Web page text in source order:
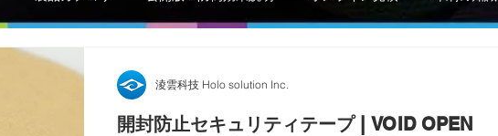
開封防止セキュリティテープ | VOID OPEN
淩雲科技 Holo solution Inc.